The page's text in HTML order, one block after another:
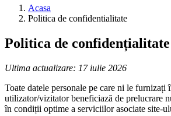
Acasa
Politica de confidentialitate
Politica de confidențialitate
Ultima actualizare: 17 iulie 2026
Toate datele personale pe care ni le furnizați
utilizator/vizitator beneficiază de prelucrare
în condiții optime a serviciilor asociate site-